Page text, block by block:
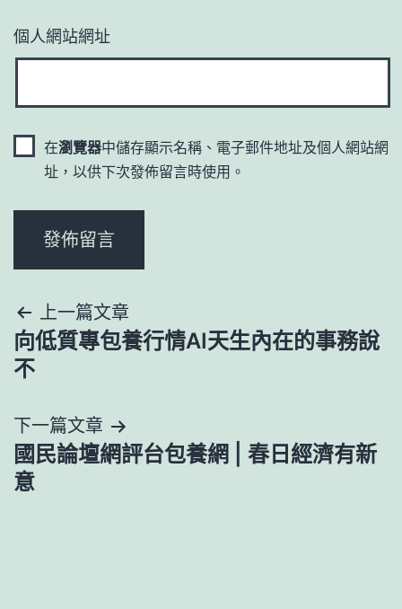
個人網站網址
在瀏覽器中儲存顯示名稱、電子郵件地址及個人網站網
址，以供下次發佈留言時使用。
文
章
覽
上一篇文章
向低質專包養行情AI天生內在的事務說
不
下一篇文章
國民論壇網評台包養網 | 春日經濟有新
意